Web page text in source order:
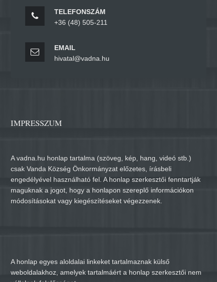
TELEFONSZÁM
+36 (48) 505-211
EMAIL
hivatal@vadna.hu
IMPRESSZUM
A vadna.hu honlap tartalma (szöveg, kép, hang, videó stb.)
csak Vanda Község Önkormányzat előzetes, írásbeli
engedélyével használható fel. A honlap szerkesztői fenntartják
maguknak a jogot, hogy a honlapon szereplő információkon
módosításokat vagy kiegészítéseket végezzenek.
A honlap egyes aloldalai linkeket tartalmaznak külső
weboldalakhoz, amelyek tartalmáért a honlap szerkesztői nem